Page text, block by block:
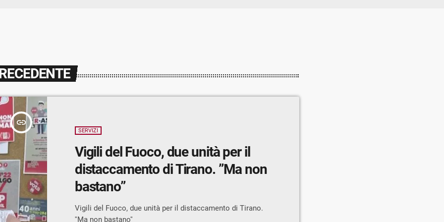
insert_link
SERVIZI
Vigili del Fuoco, due unità per il
distaccamento di Tirano. ”Ma non
bastano”
Vigili del Fuoco, due unità per il distaccamento di Tirano.
''Ma non bastano''